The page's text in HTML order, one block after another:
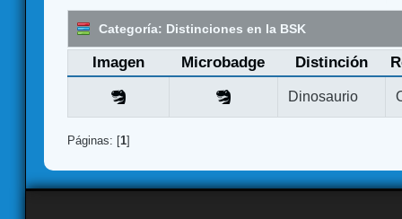
Categoría: Distinciones en la BSK
Imagen Microbadge Distinción
Dinosaurio
Páginas: [1]